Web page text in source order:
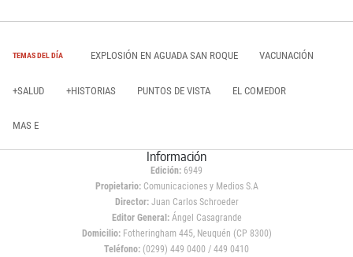
TEMAS DEL DÍA EXPLOSIÓN EN AGUADA SAN ROQUE VACUNACIÓN
+SALUD +HISTORIAS PUNTOS DE VISTA EL COMEDOR
MAS E
Información
Edición: 6949
Propietario:Comunicaciones y Medios S.A
Director: Juan Carlos Schroeder
Editor General:Ángel Casagrande
Domicilio:Fotheringham 445, Neuquén (CP 8300)
Teléfono: (0299) 449 0400 / 449 0410